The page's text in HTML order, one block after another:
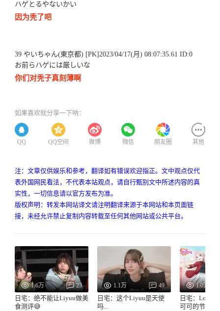
ハゲとるやないかい
因为秃了吧
39 やいちゃん(東京都) [PK]2023/04/17(月) 08:07:35.61 ID:0
お前らハゲには厳しいな
你们对秃子真刻薄啊
如果喜欢就分享一下呐：
QQ QQ空间 微博 微信 朋友圈 其他
注：文章仅供娱乐和参考，翻译如有错误欢迎指正。文中观点仅代
表外国网民看法，不代表本站观点，请自行甄别文中所述内容的真
实性，一切信息请以官方发布为准。
版权声明：转发本网站译文请注明翻译来源于本网站和本页面链
接，未经允许禁止复制内容转载至任何其他网站或公共平台。
1.6万 23
日宅：绝不能让Liyuu做美
食测评😅
1.1万 49
日宅：这个Liyuu是天使
吗...
1.0万
日宅：
可可的节目第